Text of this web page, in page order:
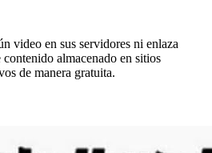
video en sus servidores ni enlaza
almacenado en sitios
de manera gratuita.